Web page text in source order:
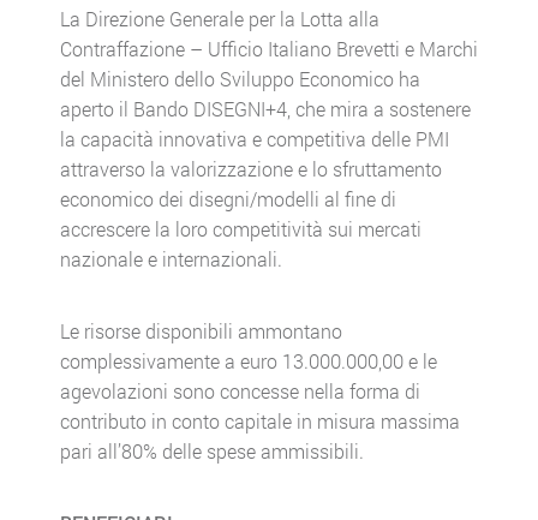
La Direzione Generale per la Lotta alla
Contraffazione – Ufficio Italiano Brevetti e Marchi
del Ministero dello Sviluppo Economico ha
aperto il Bando DISEGNI+4, che mira a sostenere
la capacità innovativa e competitiva delle PMI
attraverso la valorizzazione e lo sfruttamento
economico dei disegni/modelli al fine di
accrescere la loro competitività sui mercati
nazionale e internazionali.
Le risorse disponibili ammontano
complessivamente a euro 13.000.000,00 e le
agevolazioni sono concesse nella forma di
contributo in conto capitale in misura massima
pari all’80% delle spese ammissibili.